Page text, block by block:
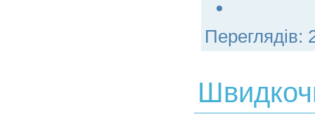
Переглядів: